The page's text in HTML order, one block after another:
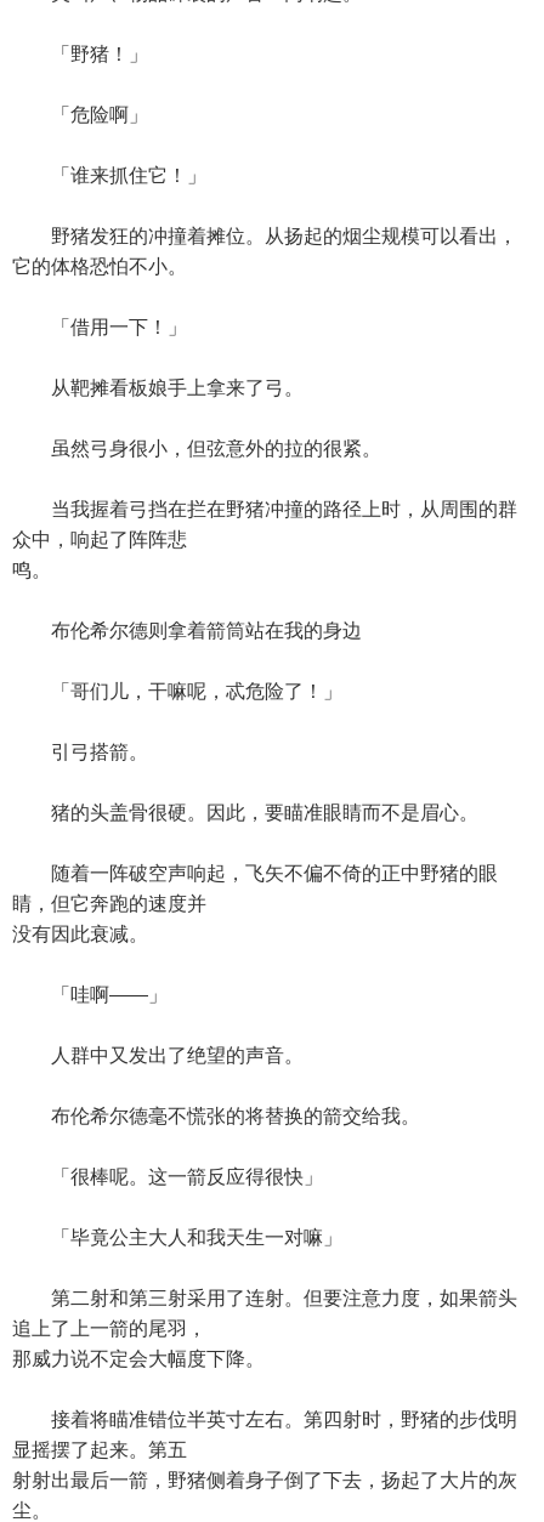
「野猪！」
「危险啊」
「谁来抓住它！」
野猪发狂的冲撞着摊位。从扬起的烟尘规模可以看出，
它的体格恐怕不小。
「借用一下！」
从靶摊看板娘手上拿来了弓。
虽然弓身很小，但弦意外的拉的很紧。
当我握着弓挡在拦在野猪冲撞的路径上时，从周围的群
众中，响起了阵阵悲
鸣。
布伦希尔德则拿着箭筒站在我的身边
「哥们儿，干嘛呢，忒危险了！」
引弓搭箭。
猪的头盖骨很硬。因此，要瞄准眼睛而不是眉心。
随着一阵破空声响起，飞矢不偏不倚的正中野猪的眼
睛，但它奔跑的速度并
没有因此衰减。
「哇啊——」
人群中又发出了绝望的声音。
布伦希尔德毫不慌张的将替换的箭交给我。
「很棒呢。这一箭反应得很快」
「毕竟公主大人和我天生一对嘛」
第二射和第三射采用了连射。但要注意力度，如果箭头
追上了上一箭的尾羽，
那威力说不定会大幅度下降。
接着将瞄准错位半英寸左右。第四射时，野猪的步伐明
显摇摆了起来。第五
射射出最后一箭，野猪侧着身子倒了下去，扬起了大片的灰
尘。